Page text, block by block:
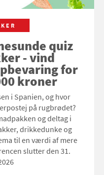
quiz
- vind
for
kroner
i Spanien, og hvor
på rugbrødet?
og deltag i
drikkedunke og
til en værdi af mere
slutter den 31.